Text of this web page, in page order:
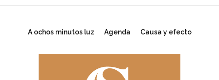
A ochos minutos luz Agenda Causa y efecto